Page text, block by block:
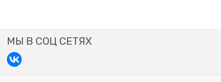
МЫ В СОЦ СЕТЯХ